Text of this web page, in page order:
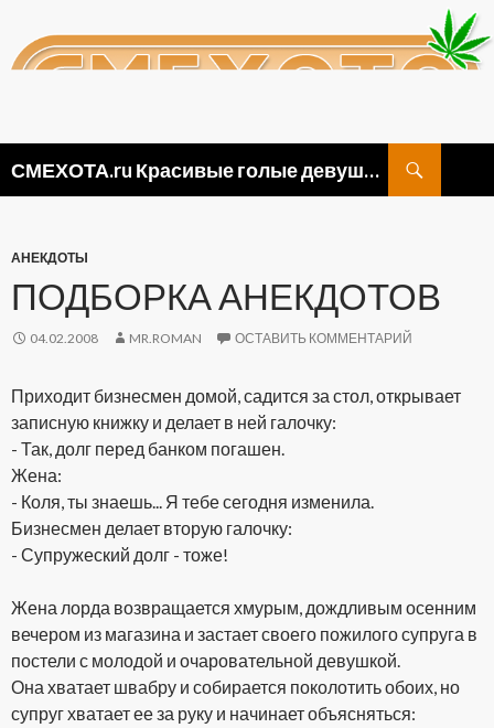
СМЕХОТА.ru Красивые голые девушки, прикольные картинки ню и видео приколы
АНЕКДОТЫ
ПОДБОРКА АНЕКДОТОВ
04.02.2008 MR.ROMAN ОСТАВИТЬ КОММЕНТАРИЙ
Приходит бизнесмен домой, садится за стол, открывает
записную книжку и делает в ней галочку:
- Так, долг перед банком погашен.
Жена:
- Коля, ты знаешь... Я тебе сегодня изменила.
Бизнесмен делает вторую галочку:
- Супружеский долг - тоже!
Жена лорда возвращается хмурым, дождливым осенним
вечером из магазина и застает своего пожилого супруга в
постели с молодой и очаровательной девушкой.
Она хватает швабру и собирается поколотить обоих, но
супруг хватает ее за руку и начинает объясняться: